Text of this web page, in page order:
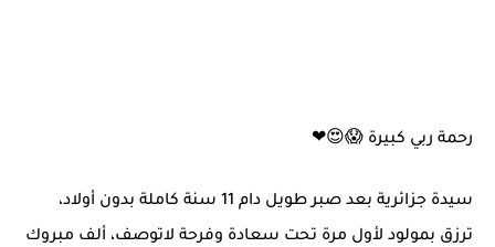
رحمة ربي كبيرة 😱😍❤
سيدة جزائرية بعد صبر طويل دام 11 سنة كاملة بدون أولاد،
ترزق بمولود لأول مرة تحت سعادة وفرحة لاتوصف، ألف مبروك